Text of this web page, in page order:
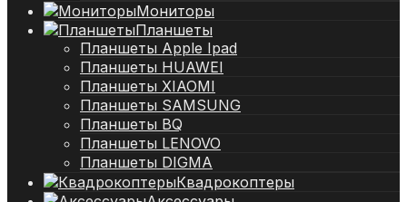
Мониторы
Планшеты
Планшеты Apple Ipad
Планшеты HUAWEI
Планшеты XIAOMI
Планшеты SAMSUNG
Планшеты BQ
Планшеты LENOVO
Планшеты DIGMA
Квадрокоптеры